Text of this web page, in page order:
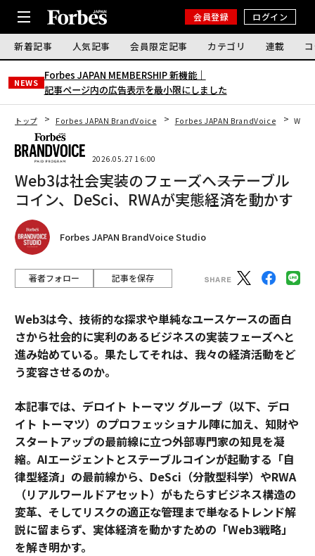
会員登録 ログイン
新着記事 人気記事 会員限定記事 カテゴリ 連載
NEWS
Forbes JAPAN MEMBERSHIP 新機能｜
記事ページ内の広告表示を最小限にしました
トップ Forbes JAPAN BrandVoice Forbes JAPAN BrandVoice
2026.05.27 16:00
Web3は社会実装のフェーズへ――ステーブル
コイン、DeSci、RWAが実態経済を動かす
Forbes JAPAN BrandVoice Studio
著者フォロー 記事を保存
Web3は今、技術的な探求や単純なユースケースの面白
さから社会的に実利のあるビジネスの実装フェーズへと
進み始めている。果たしてそれは、我々の経済活動をど
う変容させるのか。
本記事では、デロイト トーマツ グループ（以下、デロ
イト トーマツ）のプロフェッショナル陣に加え、知財や
スタートアップの最前線に立つ外部専門家の知見を凝
縮。AIエージェントとステーブルコインが起動する「自
律型経済」の最前線から、DeSci（分散型科学）やRWA
（リアルワールドアセット）がもたらすビジネス構造の
変革、そしてリスクの適正な管理まで――単なるトレンド解
説に留まらず、実体経済を動かすための「Web3戦略」
を解き明かす。